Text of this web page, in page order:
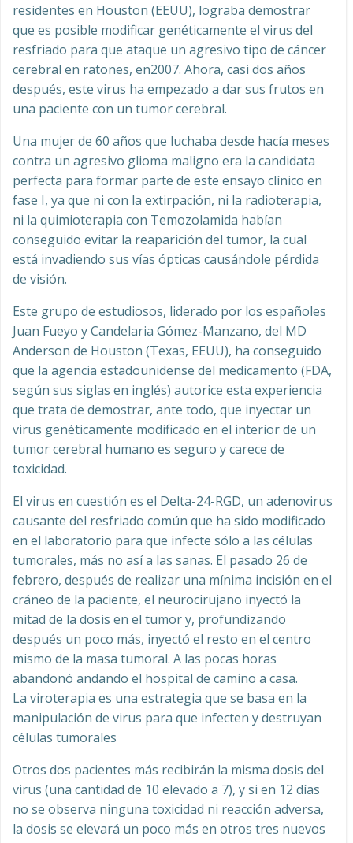
residentes en Houston (EEUU), lograba demostrar
que es posible modificar genéticamente el virus del
resfriado para que ataque un agresivo tipo de cáncer
cerebral en ratones, en2007. Ahora, casi dos años
después, este virus ha empezado a dar sus frutos en
una paciente con un tumor cerebral.
Una mujer de 60 años que luchaba desde hacía meses
contra un agresivo glioma maligno era la candidata
perfecta para formar parte de este ensayo clínico en
fase I, ya que ni con la extirpación, ni la radioterapia,
ni la quimioterapia con Temozolamida habían
conseguido evitar la reaparición del tumor, la cual
está invadiendo sus vías ópticas causándole pérdida
de visión.
Este grupo de estudiosos, liderado por los españoles
Juan Fueyo y Candelaria Gómez-Manzano, del MD
Anderson de Houston (Texas, EEUU), ha conseguido
que la agencia estadounidense del medicamento (FDA,
según sus siglas en inglés) autorice esta experiencia
que trata de demostrar, ante todo, que inyectar un
virus genéticamente modificado en el interior de un
tumor cerebral humano es seguro y carece de
toxicidad.
El virus en cuestión es el Delta-24-RGD, un adenovirus
causante del resfriado común que ha sido modificado
en el laboratorio para que infecte sólo a las células
tumorales, más no así a las sanas. El pasado 26 de
febrero, después de realizar una mínima incisión en el
cráneo de la paciente, el neurocirujano inyectó la
mitad de la dosis en el tumor y, profundizando
después un poco más, inyectó el resto en el centro
mismo de la masa tumoral. A las pocas horas
abandonó andando el hospital de camino a casa.
La viroterapia es una estrategia que se basa en la
manipulación de virus para que infecten y destruyan
células tumorales
Otros dos pacientes más recibirán la misma dosis del
virus (una cantidad de 10 elevado a 7), y si en 12 días
no se observa ninguna toxicidad ni reacción adversa,
la dosis se elevará un poco más en otros tres nuevos